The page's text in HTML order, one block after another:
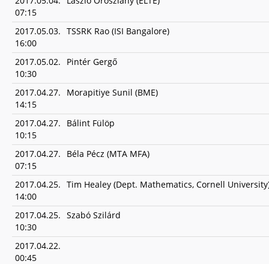
07:15
2017.05.03.
16:00
TSSRK Rao (ISI Bangalore)
2017.05.02.
10:30
Pintér Gergő
2017.04.27.
14:15
Morapitiye Sunil (BME)
2017.04.27.
10:15
Bálint Fülöp
2017.04.27.
07:15
Béla Pécz (MTA MFA)
2017.04.25.
14:00
Tim Healey (Dept. Mathematics, Cornell
2017.04.25.
10:30
Szabó Szilárd
2017.04.22.
00:45